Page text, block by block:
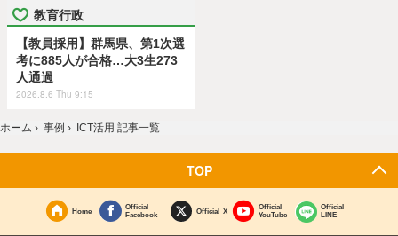
教育行政
【教員採用】群馬県、第1次選
考に885人が合格…大3生273
人通過
2026.8.6 Thu 9:15
ホーム › 事例 › ICT活用 記事一覧
TOP
Home
Official
Facebook
Official X
Official
YouTube
Official
LINE